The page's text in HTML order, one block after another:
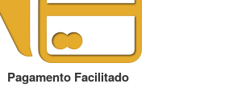
Pagamento Facilitado